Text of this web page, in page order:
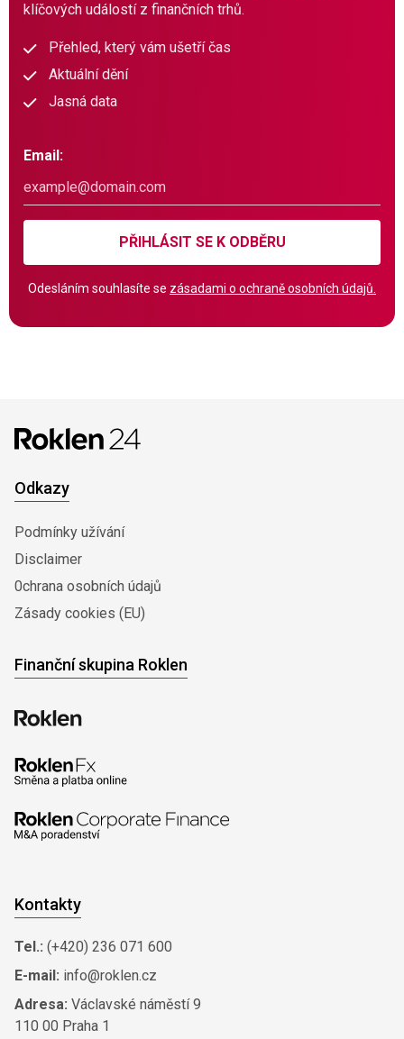
klíčových událostí z finančních trhů.
Přehled, který vám ušetří čas
Aktuální dění
Jasná data
Email:
PŘIHLÁSIT SE K ODBĚRU
Odesláním souhlasíte se zásadami o ochraně osobních údajů.
Odkazy
Podmínky užívání
Disclaimer
0chrana osobních údajů
Zásady cookies (EU)
Finanční skupina Roklen
Kontakty
Tel.: (+420) 236 071 600
E-mail: info@roklen.cz
Adresa: Václavské náměstí 9
110 00 Praha 1